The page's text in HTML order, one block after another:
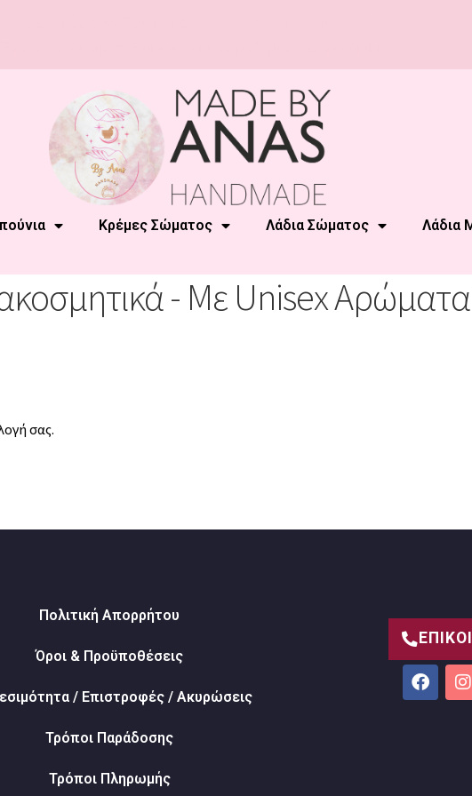
Κρέμες Σώματος Λάδια Σώματος Λάδια
- Με Unisex
σας.
Πολιτική Απορρήτου
Όροι & Προϋποθέσεις
/ Επιστροφές / Ακυρώσεις
Τρόποι Παράδοσης
Τρόποι Πληρωμής